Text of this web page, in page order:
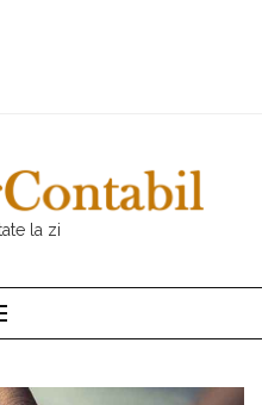
la zi